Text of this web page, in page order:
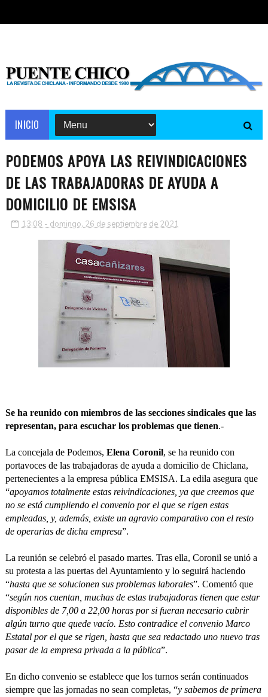
INICIO
PODEMOS APOYA LAS REIVINDICACIONES
DE LAS TRABAJADORAS DE AYUDA A
DOMICILIO DE EMSISA
13:08 - domingo, 26 de septiembre de 2021
Se ha reunido con miembros de las secciones sindicales que las
representan, para escuchar los problemas que tienen.-
La concejala de Podemos, Elena Coronil, se ha reunido con
portavoces de las trabajadoras de ayuda a domicilio de Chiclana,
pertenecientes a la empresa pública EMSISA. La edila asegura que
“apoyamos totalmente estas reivindicaciones, ya que creemos que
no se está cumpliendo el convenio por el que se rigen estas
empleadas, y, además, existe un agravio comparativo con el resto
de operarias de dicha empresa”.
La reunión se celebró el pasado martes. Tras ella, Coronil se unió a
su protesta a las puertas del Ayuntamiento y lo seguirá haciendo
“hasta que se solucionen sus problemas laborales”. Comentó que
“según nos cuentan, muchas de estas trabajadoras tienen que estar
disponibles de 7,00 a 22,00 horas por si fueran necesario cubrir
algún turno que quede vacío. Esto contradice el convenio Marco
Estatal por el que se rigen, hasta que sea redactado uno nuevo tras
pasar de la empresa privada a la pública”.
En dicho convenio se establece que los turnos serán continuados
siempre que las jornadas no sean completas, “y sabemos de primera